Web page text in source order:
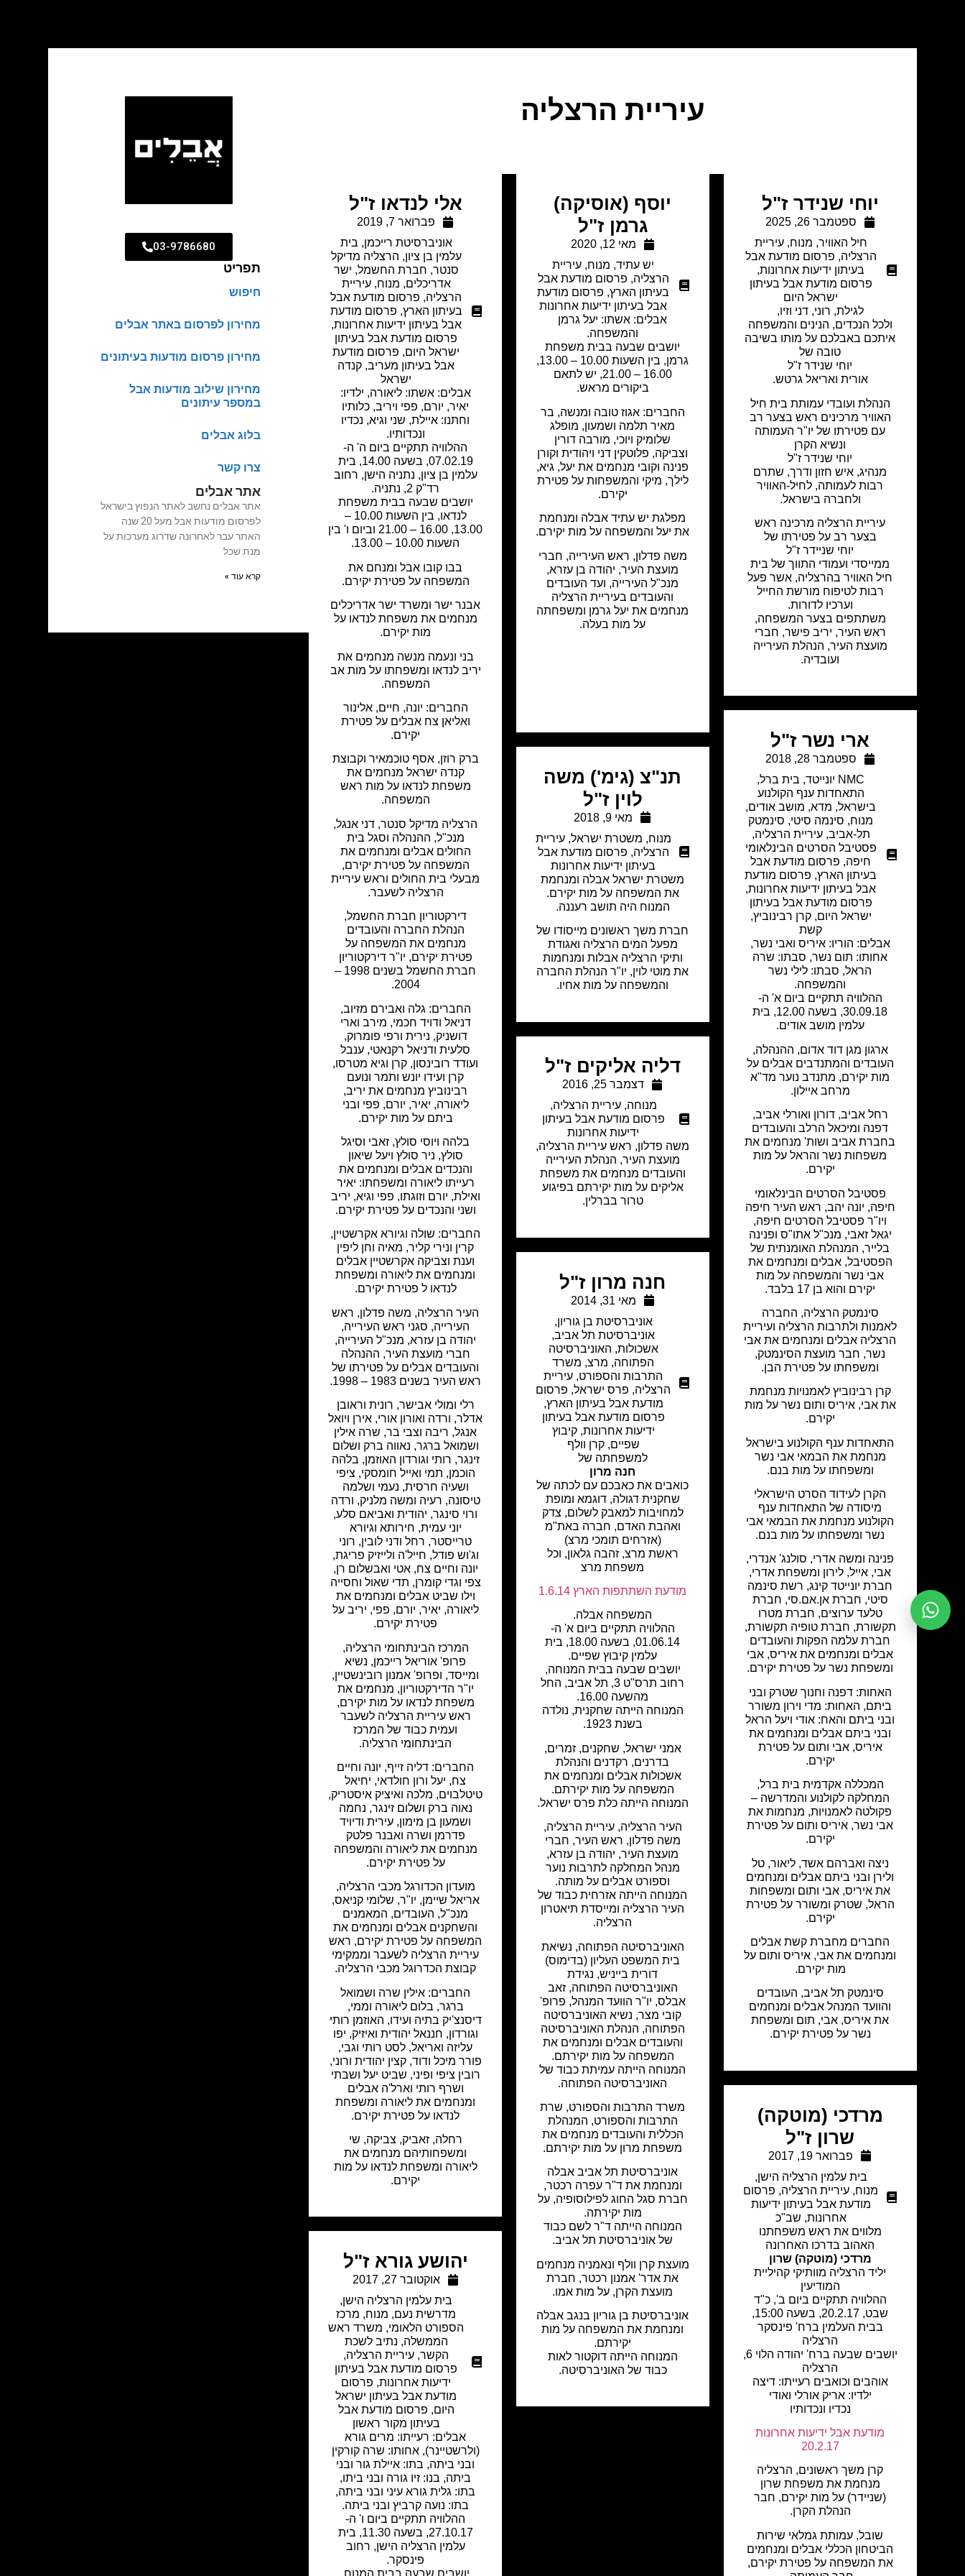
עיריית הרצליה
יוחי שנידר ז"ל
ספטמבר 26, 2025
חיל האוויר, מנוח,עיריית
הרצליה, פרסום מודעת אבל
בעיתון ידיעות אחרונות,
פרסום מודעת אבל בעיתון
ישראל היום
לגילת, רוני, דני וזיו,
ולכל הנכדים, הנינים והמשפחה
איתכם באבלכם על מותו בשיבה
טובה של
יוחי שנידר ז"ל
אורית ואריאל גרטש.
הנהלת ועובדי עמותת בית חיל
האוויר מרכינים ראש בצער רב
עם פטירתו של יו"ר העמותה
ונשיא הקרן
יוחי שנידר ז"ל
מנהיג, איש חזון ודרך, שתרם
רבות לעמותה, לחיל-האוויר
ולחברה בישראל.
עיריית הרצליה מרכינה ראש
בצער רב על פטירתו של
יוחי שניידר ז"ל
ממייסדי ועמודי התווך של בית
חיל האוויר בהרצליה, אשר פעל
רבות לטיפוח מורשת החייל
וערכיו לדורות.
משתתפים בצער המשפחה,
ראש העיר, יריב פישר, חברי
מועצת העיר, הנהלת העירייה
ועובדיה.
יוסף (אוסיקה)
גרמן ז"ל
מאי 12, 2020
יש עתיד, מנוח, עיריית
הרצליה, פרסום מודעת אבל
בעיתון הארץ, פרסום מודעת
אבל בעיתון ידיעות אחרונות
אבלים: אשתו: יעל גרמן
והמשפחה.
יושבים שבעה בבית משפחת
גרמן, בין השעות 10.00 – 13.00,
16.00 – 21.00, יש לתאם
ביקורים מראש.
החברים: אגוז טובה ומנשה, בר
מאיר תלמה ושמעון, מופלג
שלומיק ויוכי, מורבה דורין
וצביקה, פלוטקין דני ויהודית וקורן
פנינה וקובי מנחמים את יעל, גיא,
לילך, מיקי והמשפחות על פטירת
יקירם.
מפלגת יש עתיד אבלה ומנחמת
את יעל והמשפחה על מות יקירם.
משה פדלון, ראש העירייה, חברי
מועצת העיר, יהודה בן עזרא,
מנכ"ל העירייה, ועד העובדים
והעובדים בעיריית הרצליה
מנחמים את יעל גרמן ומשפחתה
על מות בעלה.
אלי לנדאו ז"ל
פברואר 7, 2019
אוניברסיטת רייכמן, בית
עלמין בן ציון, הרצליה מדיקל
סנטר, חברת החשמל, ישר
אדריכלים, מנוח,עיריית
הרצליה, פרסום מודעת אבל
בעיתון הארץ, פרסום מודעת
אבל בעיתון ידיעות אחרונות,
פרסום מודעת אבל בעיתון
ישראל היום, פרסום מודעת
אבל בעיתון מעריב, קנדה
ישראל
אבלים: אשתו: ליאורה, ילדיו:
יאיר, יורם, פפי ויריב, כלותיו
וחתנו: איילת, שני וגיא, נכדיו
ונכדותיו.
ההלוויה תתקיים ביום ה' ה-
07.02.19, בשעה 14.00, בית
עלמין בן ציון, נתניה הישן, רחוב
רד"ק 2, נתניה.
יושבים שבעה בבית משפחת
לנדאו, בין השעות 10.00 –
13.00, 16.00 – 21.00 וביום ו' בין
השעות 10.00 – 13.00.
בבו קובו אבל ומנחם את
המשפחה על פטירת יקירם.
אבנר ישר ומשרד ישר אדריכלים
מנחמים את משפחת לנדאו על
מות יקירם.
בני ונעמה מנשה מנחמים את
יריב לנדאו ומשפחתו על מות אב
המשפחה.
החברים: יונה, חיים, אלינור
ואליאן צח אבלים על פטירת
יקירם.
ברק רוזן, אסף טוכמאיר וקבוצת
קנדה ישראל מנחמים את
משפחת לנדאו על מות ראש
המשפחה.
הרצליה מדיקל סנטר, דני אנגל,
מנכ"ל, ההנהלה וסגל בית
החולים אבלים ומנחמים את
המשפחה על פטירת יקירם,
מבעלי בית החולים וראש עיריית
הרצליה לשעבר.
דירקטוריון חברת החשמל,
הנהלת החברה והעובדים
מנחמים את המשפחה על
פטירת יקירם, יו"ר דירקטוריון
חברת החשמל בשנים 1998 –
2004.
החברים: גלה ואבירם מזיוב,
דניאל ודויד חכמי, מירב וארי
דושניק, נירית ורפי פומרוק,
סלעית ודניאל רקנאטי, ענבל
ועודד רובינסון, קרן וגיא מטרסו,
קרן ועידו יונש ותמר ונועם
רבינוביץ מנחמים את יריב,
ליאורה, יאיר, יורם, פפי ובני
ביתם על מות יקירם.
בלהה ויוסי סולץ, זאבי וסיגל
סולץ, ניר סולץ ויעל שיאון
והנכדים אבלים ומנחמים את
רעייתו ליאורה ומשפחתו: יאיר
ואילת, יורם וזוגתו, פפי וגיא, יריב
ושני והנכדים על פטירת יקירם.
החברים: שולה וגיורא אקרשטיין,
קרין ונירי קליר, מאיה וחן ליפין
וענת וצביקה אקרשטיין אבלים
ומנחמים את ליאורה ומשפחת
לנדאו ל פטירת יקירם.
העיר הרצליה, משה פדלון, ראש
העירייה, סגני ראש העירייה,
יהודה בן עזרא, מנכ"ל העירייה,
חברי מועצת העיר, ההנהלה
והעובדים אבלים על פטירתו של
ראש העיר בשנים 1983 – 1998.
רלי ומולי אבישר, רונית וראובן
אדלר, ורדה ואורון אורי, אירן ויואל
אנגל, ריבה וצבי בר, שרה אילין
ושמואל ברגר, נאווה ברק ושלום
זינגר, רותי וגורדון האוזמן, בלהה
הוכמן, תמי ואייל חומסקי, ציפי
ושעיה חרסית, נעמי ושלמה
טיסונה, רעיה ומשה מלניק, ורדה
ורוי סינגר, יהודית ואביאם סלע,
יוני עמית, חירותא וגיורא
טרייסטר, רחל ודני לובין, רוני
וג'וש פודל, חייל'ה ולייזיק פריגת,
יונה וחיים צח, אטי ואבשלום רן,
צפי וגדי קומרן, תדי שאול וחסייה
וילו שביט אבלים ומנחמים את
ליאורה, יאיר, יורם, פפי, יריב על
פטירת יקירם.
המרכז הבינתחומי הרצליה,
פרופ' אוריאל רייכמן, נשיא
ומייסד, ופרופ' אמנון רובינשטיין,
יו"ר הדירקטוריון, מנחמים את
משפחת לנדאו על מות יקירם,
ראש עיריית הרצליה לשעבר
ועמית כבוד של המרכז
הבינתחומי הרצליה.
החברים: דליה זייף, יונה וחיים
צח, יעל ורון חולדאי, יחיאל
טיטלבוים, מלכה ואיציק איסטריק,
נאוה ברק ושלום זינגר, נחמה
ושמעון בן מימון, עירית ודיויד
פדרמן ושרה ואבנר פלטק
מנחמים את ליאורה והמשפחה
על פטירת יקירם.
מועדון הכדורגל מכבי הרצליה,
אריאל שיימן, יו"ר, שלומי קניאס,
מנכ"ל, העובדים, המאמנים
והשחקנים אבלים ומנחמים את
המשפחה על פטירת יקירם, ראש
עיריית הרצליה לשעבר וממקימי
קבוצת הכדרוגל מכבי הרצליה.
החברים: אילין שרה ושמואל
ברגר, בלום ליאורה וממי,
דיסנצ'יק בתיה ועידו, האוזמן רותי
וגורדון, חננאל יהודית ואיזיק, יפו
עליזה ואריאל, לסט רותי וגבי,
פורר מיכל ודוד, קצין יהודית ורוני,
רובין ציפי ופיני, שביט יעל ושבתי
ושרף רותי וארל'ה אבלים
ומנחמים את ליאורה ומשפחת
לנדאו על פטירת יקירם.
רחלה, זאביק, צביקה, שי
ומשפחותיהם מנחמים את
ליאורה ומשפחת לנדאו על מות
יקירם.
ארי נשר ז"ל
ספטמבר 28, 2018
NMC יונייטד
, בית ברל,
התאחדות ענף הקולנוע
בישראל, מדא, מושב אודים,
מנוח, סינמה סיטי, סינמטק
תל-אביב,עיריית הרצליה,
פסטיבל הסרטים הבינלאומי
חיפה, פרסום מודעת אבל
בעיתון הארץ, פרסום מודעת
אבל בעיתון ידיעות אחרונות,
פרסום מודעת אבל בעיתון
ישראל היום,קרן רבינוביץ,
קשת
אבלים: הוריו: איריס ואבי נשר,
אחותו: תום נשר, סבתו: שרה
הראל, סבתו: לילי נשר
והמשפחה.
ההלוויה תתקיים ביום א' ה-
30.09.18, בשעה 12.00, בית
עלמין מושב אודים.
ארגון מגן דוד אדום, ההנהלה,
העובדים והמתנדבים אבלים על
מות יקירם, מתנדב נוער מד"א
מרחב איילון.
רחל אביב, דורון ואורלי אביב,
דפנה ומיכאל הרלב והעובדים
בחברת אביב ושות' מנחמים את
משפחות נשר והראל על מות
יקירם.
פסטיבל הסרטים הבינלאומי
חיפה, יונה יהב, ראש העיר חיפה
ויו"ר פסטיבל הסרטים חיפה,
יגאל זאבי, מנכ"ל אתו"ס ופנינה
בלייר, המנהלת האומנתית של
הפסטיבל, אבלים ומנחמים את
אבי נשר והמשפחה על מות
יקירם והוא בן 17 בלבד.
סינמטק הרצליה, החברה
לאמנות ולתרבות הרצליה ועיריית
הרצליה אבלים ומנחמים את אבי
נשר, חבר מועצת הסינמטק,
ומשפחתו על פטירת הבן.
קרן רבינוביץ לאמנויות מנחמת
את אבי, איריס ותום נשר על מות
יקירם.
התאחדות ענף הקולנוע בישראל
מנחמת את הבמאי אבי נשר
ומשפחתו על מות בנם.
הקרן לעידוד הסרט הישראלי
מיסודה של התאחדות ענף
הקולנוע מנחמת את הבמאי אבי
נשר ומשפחתו על מות בנם.
פנינה ומשה אדרי, סולנג' אנדרי,
אבי, אייל, לירון ומשפחת אדרי,
חברת יונייטד קינג, רשת סינמה
סיטי, חברת אן.אם.סי, חברת
טלעד ערוצים, חברת מטרו
תקשורת, חברת טופיה תקשורת,
חברת עלמה הפקות והעובדים
אבלים ומנחמים את איריס, אבי
ומשפחת נשר על פטירת יקירם.
האחות: דפנה וחנוך שטרק ובני
ביתם, האחות: מדי וירון משורר
ובני ביתם והאח: אודי ויעל הראל
ובני ביתם אבלים ומנחמים את
איריס, אבי ותום על פטירת
יקירם.
המכללה אקדמית בית ברל,
המחלקה לקולנוע והמדרשה –
פקולטה לאמנויות, מנחמות את
אבי נשר, איריס ותום על פטירת
יקירם.
ניצה ואברהם אשד, ליאור, טל
ולירן ובני ביתם אבלים ומנחמים
את איריס, אבי ותום ומשפחות
הראל, שטרק ומשורר על פטירת
יקירם.
החברים מחברת קשת אבלים
ומנחמים את אבי, איריס ותום על
מות יקירם.
סינמטק תל אביב, העובדים
והוועד המנהל אבלים ומנחמים
את איריס, אבי, תום ומשפחת
נשר על פטירת יקירם.
תנ"צ (גימ') משה
לוין ז"ל
מאי 9, 2018
מנוח, משטרת ישראל,עיריית
הרצליה, פרסום מודעת אבל
בעיתון ידיעות אחרונות
משטרת ישראל אבלה ומנחמת
את המשפחה על מות יקירם.
המנוח היה תושב רעננה.
חברת משך ראשונים מייסודו של
מפעל המים הרצליה ואגודת
ותיקי הרצליה אבלות ומנחמות
את מוטי לוין, יו"ר הנהלת החברה
והמשפחה על מות אחיו.
יהושע גורא ז"ל
אוקטובר 27, 2017
בית עלמין הרצליה הישן,
מדרשית נעם, מנוח, מרכז
הספורט הלאומי, משרד ראש
הממשלה, נתיב לשכת
הקשר, עיריית הרצליה,
פרסום מודעת אבל בעיתון
ידיעות אחרונות, פרסום
מודעת אבל בעיתון ישראל
היום, פרסום מודעת אבל
בעיתון מקור ראשון
אבלים: רעייתו: מרים גורא
(ולרשטיינר), אחותו: שרה קורקין
ובני ביתה, בתו: איילת גור ובני
ביתה, בנו: זיו גורה ובני ביתו,
בתו: גלית גורא עיני ובני ביתה,
בתו: נועה קרביץ ובני ביתה.
ההלוויה תתקיים ביום ו' ה-
27.10.17, בשעה 11.30, בית
עלמין הרצליה הישן, רחוב
פינסקר.
מרדכי (מוטקה)
שרון ז"ל
פברואר 19, 2017
בית עלמין הרצליה הישן,
מנוח, עיריית הרצליה, פרסום
מודעת אבל בעיתון ידיעות
אחרונות, שב"כ
מלווים את ראש משפחתנו
האהוב בדרכו האחרונה
מרדכי (מוטקה) שרון
יליד הרצליה מוותיקי קהיליית
המודיעין
ההלוויה תתקיים ביום ב', כ"ד
שבט, 20.2.17, בשעה 15:00,
בבית העלמין ברח' פינסקר
הרצליה
יושבים שבעה ברח' יהודה הלוי 6,
הרצליה
אוהבים וכואבים רעייתו: דיצה
ילדיו: אריק אורלי ואודי
נכדיו ונכדותיו
מודעת אבל ידיעות אחרונות
20.2.17
קרן משך ראשונים, הרצליה
מנחמת את משפחת שרון
(שניידר) על מות יקירם, חבר
הנהלת הקרן.
שובל, עמותת גמלאי שירות
הביטחון הכללי אבלים ומנחמים
את המשפחה על פטירת יקירם,
דליה אליקים ז"ל
דצמבר 25, 2016
מנוחה,עיריית הרצליה,
פרסום מודעת אבל בעיתון
ידיעות אחרונות
משה פדלון, ראש עיריית הרצליה,
מועצת העיר, הנהלת העירייה
והעובדים מנחמים את משפחת
אליקים על מות יקירתם בפיגוע
טרור בברלין.
חנה מרון ז"ל
מאי 31, 2014
אוניברסיטת בן גוריון,
אוניברסיטת תל אביב,
אשכולות, האוניברסיטה
הפתוחה, מרצ, משרד
התרבות והספורט, עיריית
הרצליה, פרס ישראל, פרסום
מודעת אבל בעיתון הארץ,
פרסום מודעת אבל בעיתון
ידיעות אחרונות,קיבוץ
שפיים,קרן וולף
למשפחתה של
חנה מרון
כואבים את כאבכם עם לכתה של
שחקנית דגולה, דוגמא ומופת
למחויבות למאבק לשלום, צדק
ואהבת האדם, חברה באת"מ
(אזרחים תומכי מרצ)
ראשת מרצ, זהבה גלאון, וכל
משפחת מרצ
מודעת השתתפות הארץ 1.6.14
המשפחה אבלה.
ההלוויה תתקיים ביום א' ה-
01.06.14, בשעה 18.00, בית
עלמין קיבוץ שפיים.
יושבים שבעה בבית המנוחה,
רחוב תרס"ט 3, תל אביב, החל
מהשעה 16.00.
המנוחה הייתה שחקנית, נולדה
בשנת 1923.
אמני ישראל, שחקנים, זמרים,
בדרנים, רקדנים והנהלת
אשכולות אבלים ומנחמים את
המשפחה על מות יקירתם.
המנוחה הייתה כלת פרס ישראל.
העיר הרצליה, עיריית הרצליה,
משה פדלון, ראש העיר, חברי
מועצת העיר, יהודה בן עזרא,
מנהל המחלקה לתרבות נוער
וספורט אבלים על מותה.
המנוחה הייתה אזרחית כבוד של
העיר הרצליה ומייסדת תיאטרון
הרצליה.
האוניברסיטה הפתוחה, נשיאת
בית המשפט העליון (בדימוס)
דורית בייניש, נגידת
האוניברסיטה הפתוחה, זאב
אבלס, יו"ר הוועד המנהל, פרופ'
קובי מצר, נשיא האוניברסיטה
הפתוחה, הנהלת האוניברסיטה
והעובדים אבלים ומנחמים את
המשפחה על מות יקירתם.
המנוחה הייתה עמיתת כבוד של
האוניברסיטה הפתוחה.
משרד התרבות והספורט, שרת
התרבות והספורט, המנהלת
הכללית והעובדים מנחמים את
משפחת מרון על מות יקירתם.
אוניברסיטת תל אביב אבלה
ומנחמת את ד"ר עפרה רכטר,
חברת סגל החוג לפילוסופיה, על
מות יקירתה.
המנוחה הייתה ד"ר לשם כבוד
של אוניברסיטת תל אביב.
מועצת קרן וולף ונאמניה מנחמים
את אדר' אמנון רכטר, חברת
מועצת הקרן, על מות אמו.
אוניברסיטת בן גוריון בנגב אבלה
ומנחמת את המשפחה על מות
יקירתם.
המנוחה הייתה דוקטור לאות
כבוד של האוניברסיטה.
03-9786680
תפריט
חיפוש
מחירון לפרסום באתר אבלים
מחירון פרסום מודעות בעיתונים
מחירון שילוב מודעות אבל
במספר עיתונים
בלוג אבלים
צרו קשר
אתר אבלים
אתר אבלים נחשב לאתר הנפוץ בישראל
לפרסום מודעות אבל מעל 20 שנה
האתר עבר לאחרונה שדרוג מערכות על
מנת שכל
קרא עוד »